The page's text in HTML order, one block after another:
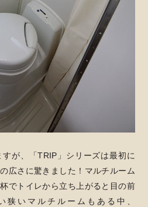
が、「TRIP」シリーズは最初に
広さに驚きました！マルチルーム
でトイレから立ち上がると目の前
狭いマルチルームもある中、